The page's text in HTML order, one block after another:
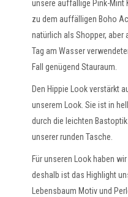
unsere auffällige Pink-Mint
zu dem auffälligen Boho
natürlich als Shopper, aber
Tag am Wasser
Fall genügend Stauraum.
Den Hippie Look verstärkt
unserem Look. Sie ist in
durch die leichten
unserer runden Tasche.
Für unseren Look haben
deshalb ist das Highlight
Lebensbaum Motiv und